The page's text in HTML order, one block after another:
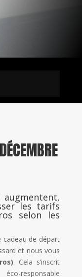
les tarifs
selon les
de départ
et nous vous
. Cela s’inscrit
responsable